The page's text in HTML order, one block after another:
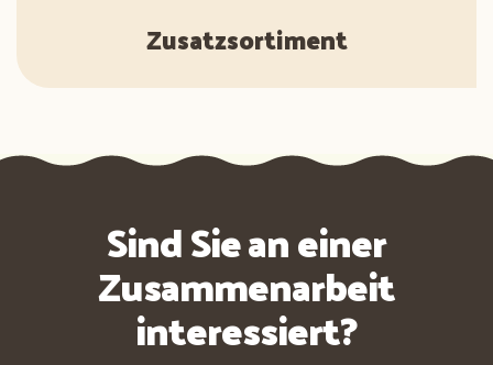
Zusatzsortiment
Sind Sie an einer
Zusammenarbeit
interessiert?